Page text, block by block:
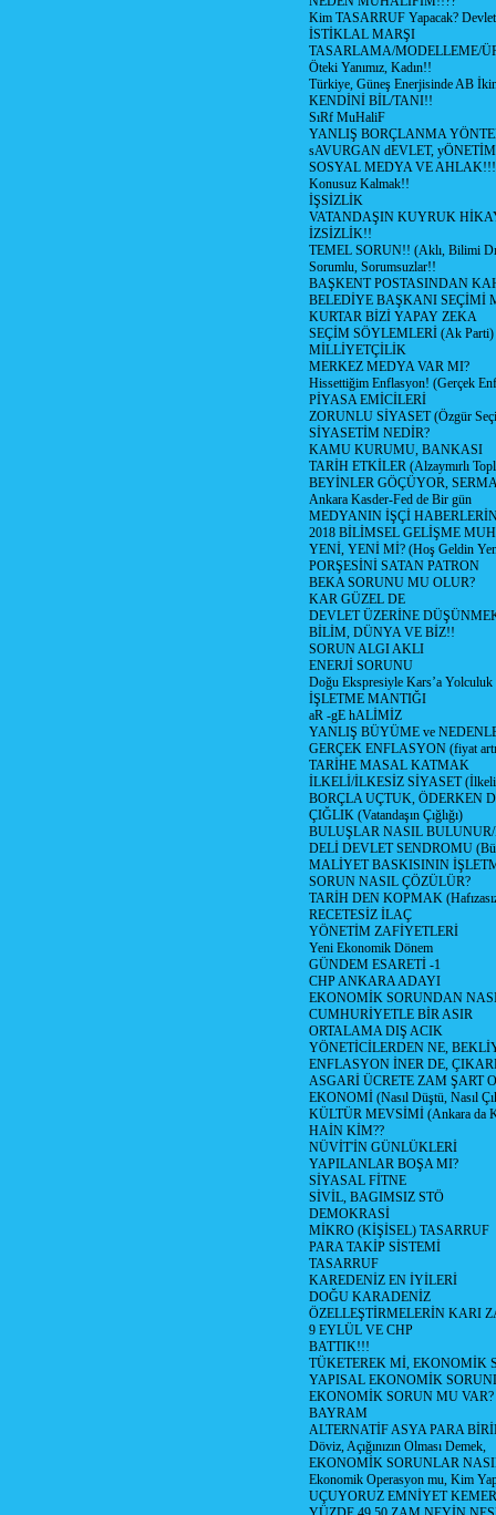
Kim TASARRUF Yapacak? Devlet
İSTİKLAL MARŞI
TASARLAMA/MODELLEME/
Öteki Yanımız, Kadın!!
Türkiye, Güneş Enerjisinde AB
KENDİNİ BİL/TANI!!
SıRf MuHaliF
YANLIŞ BORÇLANMA
sAVURGAN dEVLET,
SOSYAL MEDYA VE AHLAK!!!
Konusuz Kalmak!!
İŞSİZLİK
VATANDAŞIN KUYRUK
İZSİZLİK!!
TEMEL SORUN!! (Aklı, Bilimi
Sorumlu, Sorumsuzlar!!
BAŞKENT POSTASINDAN
BELEDİYE BAŞKANI SEÇİMİ
KURTAR BİZİ YAPAY ZEKA
SEÇİM SÖYLEMLERİ (Ak Parti)
MİLLİYETÇİLİK
MERKEZ MEDYA VAR MI?
Hissettiğim Enflasyon! (Gerçek
PİYASA EMİCİLERİ
ZORUNLU SİYASET (Özgür
SİYASETİM NEDİR?
KAMU KURUMU, BANKASI
TARİH ETKİLER (Alzaymırlı
BEYİNLER GÖÇÜYOR,
Ankara Kasder-Fed de Bir gün
MEDYANIN İŞÇİ
2018 BİLİMSEL GELİŞME
YENİ, YENİ Mİ? (Hoş Geldin
PORŞESİNİ SATAN PATRON
BEKA SORUNU MU OLUR?
KAR GÜZEL DE
DEVLET ÜZERİNE
BİLİM, DÜNYA VE BİZ!!
SORUN ALGI AKLI
ENERJİ SORUNU
Doğu Ekspresiyle Kars’a Yolculuk
İŞLETME MANTIĞI
aR -gE hALİMİZ
YANLIŞ BÜYÜME ve
GERÇEK ENFLASYON (fiyat
TARİHE MASAL KATMAK
İLKELİ/İLKESİZ SİYASET
BORÇLA UÇTUK, ÖDERKEN
ÇIĞLIK (Vatandaşın Çığlığı)
BULUŞLAR NASIL
DELİ DEVLET SENDROMU
MALİYET BASKISININ
SORUN NASIL ÇÖZÜLÜR?
TARİH DEN KOPMAK
RECETESİZ İLAÇ
YÖNETİM ZAFİYETLERİ
Yeni Ekonomik Dönem
GÜNDEM ESARETİ -1
CHP ANKARA ADAYI
EKONOMİK SORUNDAN
CUMHURİYETLE BİR ASIR
ORTALAMA DIŞ ACIK
YÖNETİCİLERDEN NE,
ENFLASYON İNER DE,
ASGARİ ÜCRETE ZAM ŞART
EKONOMİ (Nasıl Düştü, Nasıl
KÜLTÜR MEVSİMİ (Ankara da
HAİN KİM??
NÜVİT'İN GÜNLÜKLERİ
YAPILANLAR BOŞA MI?
SİYASAL FİTNE
SİVİL, BAGIMSIZ STÖ
DEMOKRASİ
MİKRO (KİŞİSEL) TASARRUF
PARA TAKİP SİSTEMİ
TASARRUF
KAREDENİZ EN İYİLERİ
DOĞU KARADENİZ
ÖZELLEŞTİRMELERİN KARI
9 EYLÜL VE CHP
BATTIK!!!
TÜKETEREK Mİ, EKONOMİK
YAPISAL EKONOMİK
EKONOMİK SORUN MU VAR?
BAYRAM
ALTERNATİF ASYA PARA
Döviz, Açığınızın Olması Demek,
EKONOMİK SORUNLAR
Ekonomik Operasyon mu, Kim
UÇUYORUZ EMNİYET